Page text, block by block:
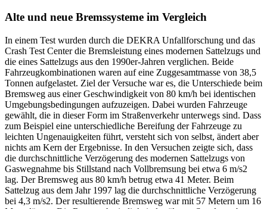
Alte und neue Bremssysteme im Vergleich
In einem Test wurden durch die DEKRA Unfallforschung und das
Crash Test Center die Bremsleistung eines modernen Sattelzugs und
die eines Sattelzugs aus den 1990er-Jahren verglichen. Beide
Fahrzeugkombinationen waren auf eine Zuggesamtmasse von 38,5
Tonnen aufgelastet. Ziel der Versuche war es, die Unterschiede beim
Bremsweg aus einer Geschwindigkeit von 80 km/h bei identischen
Umgebungsbedingungen aufzuzeigen. Dabei wurden Fahrzeuge
gewählt, die in dieser Form im Straßenverkehr unterwegs sind. Dass
zum Beispiel eine unterschiedliche Bereifung der Fahrzeuge zu
leichten Ungenauigkeiten führt, versteht sich von selbst, ändert aber
nichts am Kern der Ergebnisse. In den Versuchen zeigte sich, dass
die durchschnittliche Verzögerung des modernen Sattelzugs von
Gaswegnahme bis Stillstand nach Vollbremsung bei etwa 6 m/s2
lag. Der Bremsweg aus 80 km/h betrug etwa 41 Meter. Beim
Sattelzug aus dem Jahr 1997 lag die durchschnittliche Verzögerung
bei 4,3 m/s2. Der resultierende Bremsweg war mit 57 Metern um 16